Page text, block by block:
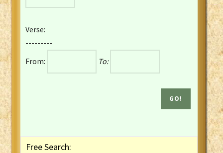
French Darby Bible
French Louis Segond Bible
Gaelic (Manx) Selections
Gaelic (Scottish) Mark
Verse:
---------
From:
To:
Free Search: